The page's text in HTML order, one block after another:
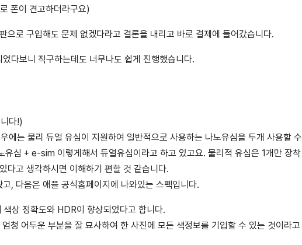
폰이 견고하더라구요)
으로 구입해도 문제 없겠다라고 결론을 내리고 바로 결제에 들어갔습니다.
다보니 직구하는데도 너무나도 쉽게 진행했습니다.
다!)
에는 물리 듀얼 유심이 지원하여 일반적으로 사용하는 나노유심을 두개 사용할 수
유심 + e-sim 이렇게해서 듀열유심이라고 하고 있고요. 물리적 유심은 1개만 장착
다고 생각하시면 이해하기 편할 것 같습니다.
, 다음은 애플 공식홈페이지에 나와있는 스펙입니다.
상 정확도와 HDR이 향상되었다고 합니다.
청 어두운 부분을 잘 묘사하여 한 사진에 모든 색정보를 기입할 수 있는 것이라고